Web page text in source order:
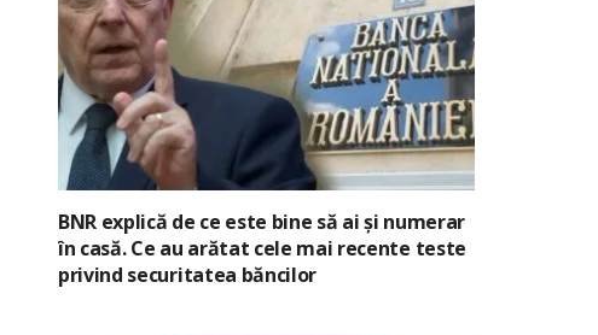
BNR explică de ce este bine să ai și numerar
în casă. Ce au arătat cele mai recente teste
privind securitatea băncilor